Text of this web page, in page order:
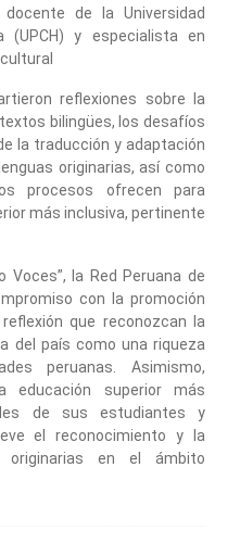
docente de la Universidad
(UPCH) y especialista en
reflexiones sobre la
bilingües, los desafíos
la traducción y adaptación
originarias, así como
procesos ofrecen para
más inclusiva, pertinente
Voces”, la Red Peruana de
con la promoción
que reconozcan la
del país como una riqueza
peruanas. Asimismo,
educación superior más
de sus estudiantes y
el reconocimiento y la
originarias en el ámbito